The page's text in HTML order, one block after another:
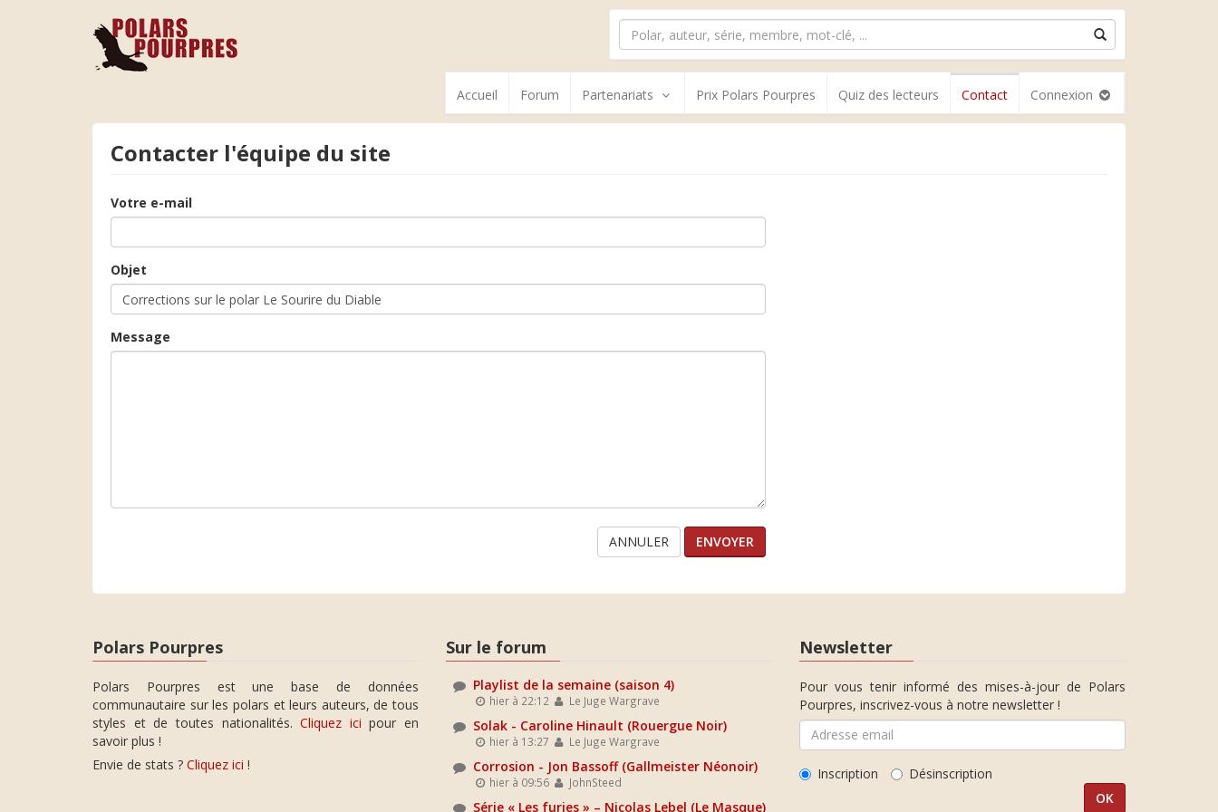
Accueil Forum Partenariats Prix Polars Pourpres Quiz des lecteurs Contact Connexion
Contacter l'équipe du site
Votre e-mail
Objet
Message
ANNULER
Polars Pourpres
Polars Pourpres est une base de données
communautaire sur les polars et leurs auteurs, de tous
styles et de toutes nationalités.Cliquez ici pour en
savoir plus !
Envie de stats ? Cliquez ici !
Sur le forum
Playlist de la semaine (saison 4)
hier à 22:12 Le Juge Wargrave
Solak - Caroline Hinault (Rouergue Noir)
hier à 13:27 Le Juge Wargrave
Corrosion - Jon Bassoff (Gallmeister Néonoir)
hier à 09:56 JohnSteed
Série « Les furies » – Nicolas Lebel (Le Masque)
Newsletter
Pour vous tenir informé des mises-à-jour de Polars
Pourpres, inscrivez-vous à notre newsletter !
Inscription Désinscription